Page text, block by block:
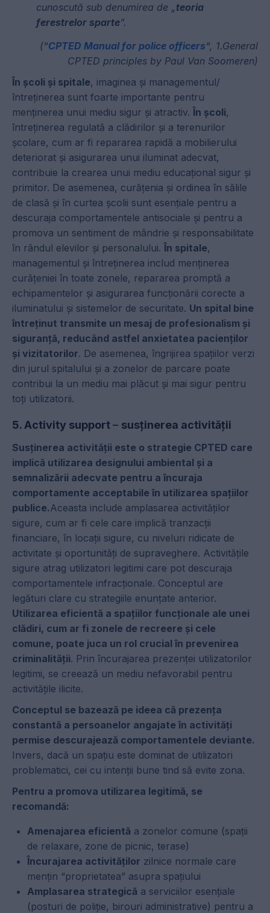
cunoscută sub denumirea de „teoria
ferestrelor sparte”.
(“CPTED Manual for police officers“, 1.General
CPTED principles by Paul Van Soomeren)
În școli și spitale, imaginea și managementul/
întreținerea sunt foarte importante pentru
menținerea unui mediu sigur și atractiv. În școli,
întreținerea regulată a clădirilor și a terenurilor
școlare, cum ar fi repararea rapidă a mobilierului
deteriorat și asigurarea unui iluminat adecvat,
contribuie la crearea unui mediu educațional sigur și
primitor. De asemenea, curățenia și ordinea în sălile
de clasă și în curtea școlii sunt esențiale pentru a
descuraja comportamentele antisociale și pentru a
promova un sentiment de mândrie și responsabilitate
în rândul elevilor și personalului. În spitale,
managementul și întreținerea includ menținerea
curățeniei în toate zonele, repararea promptă a
echipamentelor și asigurarea funcționării corecte a
iluminatului și sistemelor de securitate. Un spital bine
întreținut transmite un mesaj de profesionalism și
siguranță, reducând astfel anxietatea pacienților
și vizitatorilor. De asemenea, îngrijirea spațiilor verzi
din jurul spitalului și a zonelor de parcare poate
contribui la un mediu mai plăcut și mai sigur pentru
toți utilizatorii.
5. Activity support– susținerea activității
Susținerea activității este o strategie CPTED care
implică utilizarea designului ambiental și a
semnalizării adecvate pentru a încuraja
comportamente acceptabile în utilizarea spațiilor
publice.Aceasta include amplasarea activităților
sigure, cum ar fi cele care implică tranzacții
financiare, în locații sigure, cu niveluri ridicate de
activitate și oportunități de supraveghere. Activitățile
sigure atrag utilizatori legitimi care pot descuraja
comportamentele infracționale. Conceptul are
legături clare cu strategiile enunțate anterior.
Utilizarea eficientă a spațiilor funcționale ale unei
clădiri, cum ar fi zonele de recreere și cele
comune, poate juca un rol crucial în prevenirea
criminalității. Prin încurajarea prezenței utilizatorilor
legitimi, se creează un mediu nefavorabil pentru
activitățile ilicite.
Conceptul se bazează pe ideea că prezența
constantă a persoanelor angajate în activități
permise descurajează comportamentele deviante.
Invers, dacă un spațiu este dominat de utilizatori
problematici, cei cu intenții bune tind să evite zona.
Pentru a promova utilizarea legitimă, se
recomandă:
Amenajarea eficientă a zonelor comune (spații
de relaxare, zone de picnic, terase)
Încurajarea activităților zilnice normale care
mențin “proprietatea” asupra spațiului
Amplasarea strategică a serviciilor esențiale
(posturi de poliție, birouri administrative) pentru a